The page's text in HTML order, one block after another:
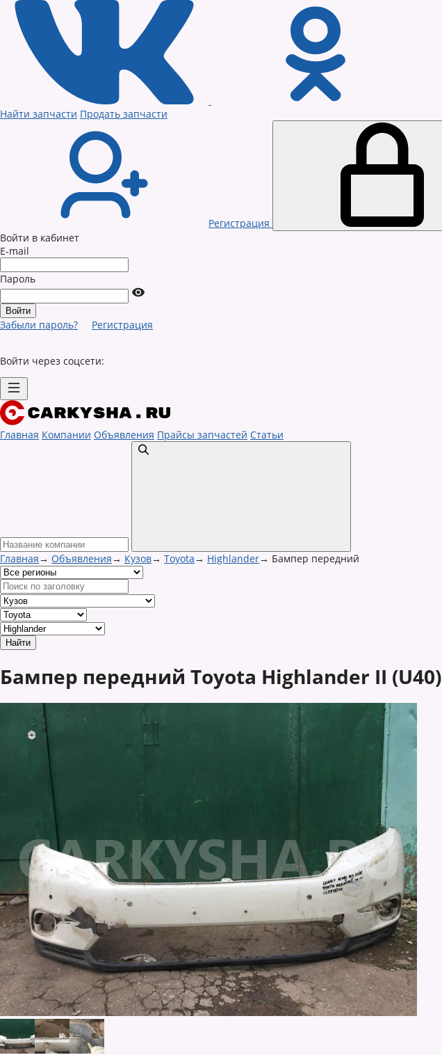
Найти запчасти Продать запчасти
Регистрация
Войти в кабинет
E-mail
Пароль
Забыли пароль? Регистрация
Войти через соцсети:
Главная Компании Объявления Прайсы запчастей Статьи
Главная→ Объявления→ Кузов→ Toyota→ Highlander→ Бампер передний
Бампер передний Toyota Highlander II (U40)